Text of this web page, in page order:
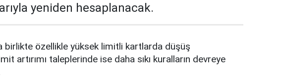
yeniden hesaplanacak.
birlikte özellikle yüksek limitli kartlarda düşüş
artırımı taleplerinde ise daha sıkı kuralların devreye